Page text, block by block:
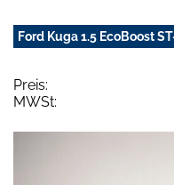
Ford Kuga 1.5 EcoBoost
Preis:
MWSt: